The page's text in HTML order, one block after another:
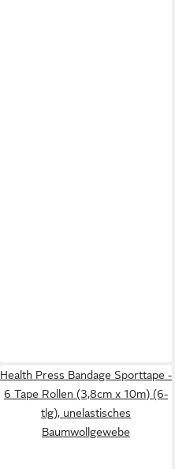
Health Press Bandage Sporttape -
6 Tape Rollen (3,8cm x 10m) (6-
tlg), unelastisches
Baumwollgewebe